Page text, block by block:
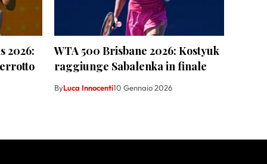
2026:
WTA 500 Brisbane 2026: Kostyuk
raggiunge Sabalenka in finale
ByLuca Innocenti10 Gennaio 2026